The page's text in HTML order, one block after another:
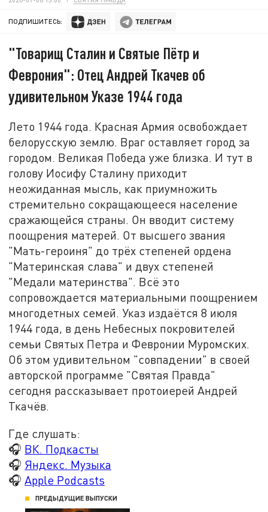
ПОДПИШИТЕСЬ:
"Товарищ Сталин и Святые Пётр и
Феврония": Отец Андрей Ткачев об
удивительном Указе 1944 года
Лето 1944 года. Красная Армия освобождает
белорусскую землю. Враг оставляет город за
городом. Великая Победа уже близка. И тут в
голову Иосифу Сталину приходит
неожиданная мысль, как приумножить
стремительно сокращающееся население
сражающейся страны. Он вводит систему
поощрения матерей. От высшего звания
"Мать-героиня" до трёх степеней ордена
"Материнская слава" и двух степеней
"Медали материнства". Всё это
сопровождается материальными поощрением
многодетных семей. Указ издаётся 8 июля
1944 года, в день Небесных покровителей
семьи Святых Петра и Февронии Муромских.
Об этом удивительном "совпадении" в своей
авторской программе "Святая Правда"
сегодня рассказывает протоиерей Андрей
Ткачёв.
Где слушать:
🎧 ВК. Подкасты
🎧 Яндекс. Музыка
🎧 Apple Podcasts
ПРЕДЫДУЩИЕ ВЫПУСКИ